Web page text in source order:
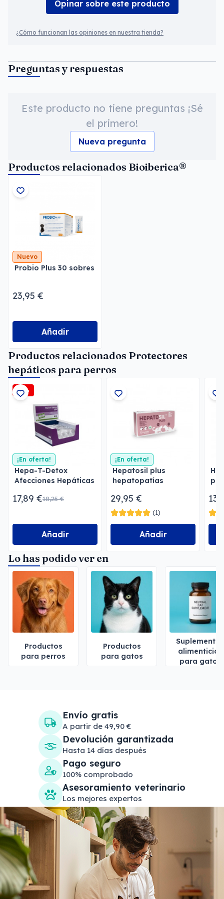
Opinar sobre este producto
¿Cómo funcionan las opiniones en nuestra tienda?
Preguntas y respuestas
Este producto no tiene preguntas ¡Sé
el primero!
Nueva pregunta
Productos relacionados Bioiberica®
Nuevo
Probio Plus 30 sobres
23,95 €
Añadir
Productos relacionados Protectores
hepáticos para perros
-2%
¡En oferta!
Hepa-T-Detox
Afecciones Hepáticas
17,89 €18,25 €
Añadir
¡En oferta!
Hepatosil plus
hepatopatías
29,95 €
(1)
Añadir
Lo has podido ver en
Productos
para perros
Productos
para gatos
Suplementos
alimenticios
para gatos
Envío gratis
A partir de 49,90 €
Devolución garantizada
Hasta 14 días después
Pago seguro
100% comprobado
Asesoramiento veterinario
Los mejores expertos